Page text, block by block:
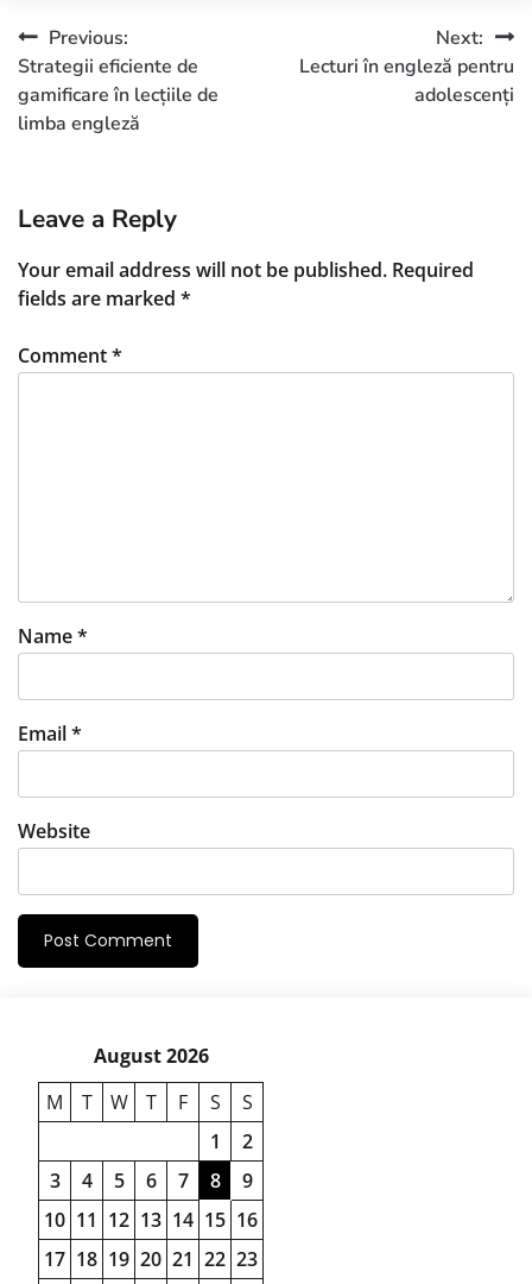
Previous:
Strategii eficiente de
gamificare în lecțiile de
limba engleză
Next:
Lecturi în engleză pentru
adolescenți
Leave a Reply
Your email address will not be published. Required
fields are marked *
Comment*
Name*
Email*
Website
August 2026
M
T W T F S
S
1
2
3
4 5 6 7 8
9
10 11 12 13 14 15 16
17 18 19 20 21 22 23